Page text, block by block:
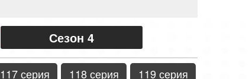
Сезон 4
117 серия 118 серия
119 серия